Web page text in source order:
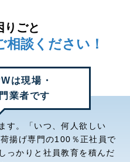
りごと
相談ください！
は現場・
業者です
す。「いつ、何人欲しい
揚げ専門の100％正社員で
っかりと社員教育を積んだ